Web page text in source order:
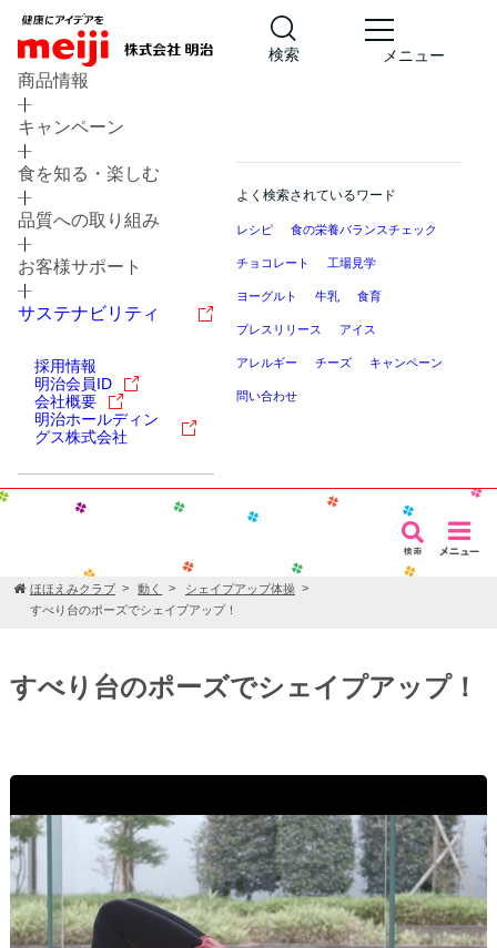
検索 メニュー
商品情報
キャンペーン
食を知る・楽しむ
品質への取り組み
お客様サポート
サステナビリティ
採用情報
明治会員ID
会社概要
明治ホールディン
グス株式会社
よく検索されているワード
レシピ 食の栄養バランスチェック
チョコレート 工場見学
ヨーグルト 牛乳 食育
プレスリリース アイス
アレルギー チーズ キャンペーン
問い合わせ
ほほえみクラブ 動く
シェイプアップ体操
すべり台のポーズでシェイプアップ！
すべり台のポーズでシェイプアップ！